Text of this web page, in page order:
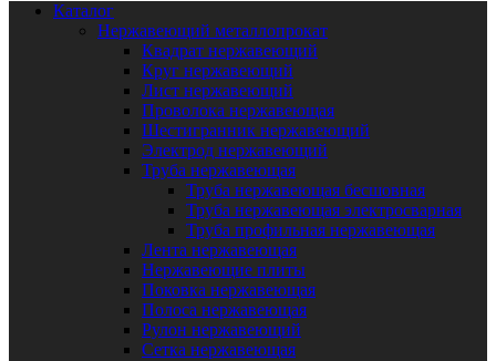
Каталог
Нержавеющий металлопрокат
Квадрат нержавеющий
Круг нержавеющий
Лист нержавеющий
Проволока нержавеющая
Шестигранник нержавеющий
Электрод нержавеющий
Труба нержавеющая
Труба нержавеющая бесшовная
Труба нержавеющая электросварная
Труба профильная нержавеющая
Лента нержавеющая
Нержавеющие плиты
Поковка нержавеющая
Полоса нержавеющая
Рулон нержавеющий
Сетка нержавеющая